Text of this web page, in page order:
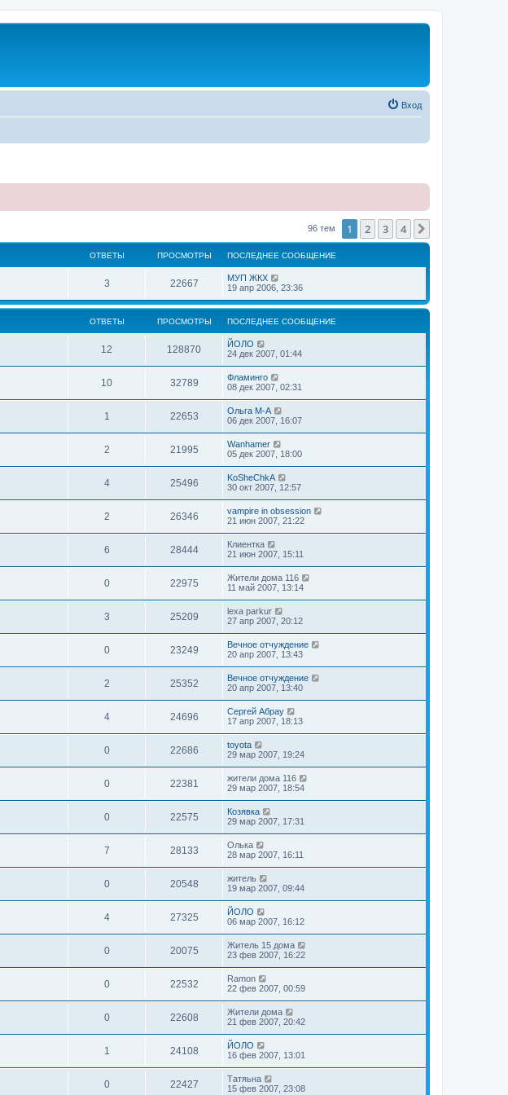
Вход
96 тем 1 2 3 4
ОТВЕТЫ ПРОСМОТРЫ ПОСЛЕДНЕЕ СООБЩЕНИЕ
3 22667
МУП ЖКХ
19 апр 2006, 23:36
ОТВЕТЫ ПРОСМОТРЫ ПОСЛЕДНЕЕ СООБЩЕНИЕ
12 128870
ЙОЛО
24 дек 2007, 01:44
10 32789
Фламинго
08 дек 2007, 02:31
1 22653
Ольга М-А
06 дек 2007, 16:07
2 21995
Wanhamer
05 дек 2007, 18:00
4 25496
KoSheChkA
30 окт 2007, 12:57
2 26346
vampire in obsession
21 июн 2007, 21:22
6 28444
Клиентка
21 июн 2007, 15:11
0 22975
Жители дома 116
11 май 2007, 13:14
3 25209
lexa parkur
27 апр 2007, 20:12
0 23249
Вечное отчуждение
20 апр 2007, 13:43
2 25352
Вечное отчуждение
20 апр 2007, 13:40
4 24696
Сергей Абрау
17 апр 2007, 18:13
0 22686
toyota
29 мар 2007, 19:24
0 22381
жители дома 116
29 мар 2007, 18:54
0 22575
Козявка
29 мар 2007, 17:31
7 28133
Oлькa
28 мар 2007, 16:11
0 20548
житель
19 мар 2007, 09:44
4 27325
ЙОЛО
06 мар 2007, 16:12
0 20075
Житель 15 дома
23 фев 2007, 16:22
0 22532
Ramon
22 фев 2007, 00:59
0 22608
Жители дома
21 фев 2007, 20:42
1 24108
ЙОЛО
16 фев 2007, 13:01
0 22427
Татяьна
15 фев 2007, 23:08